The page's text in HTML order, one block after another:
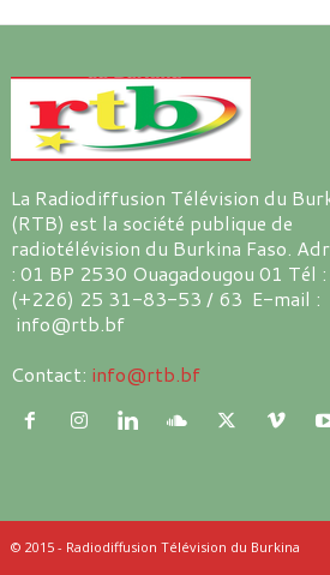
La Radiodiffusion Télévision du
(RTB) est la société publique de
radiotélévision du Burkina Faso.
: 01 BP 2530 Ouagadougou 01 Tél :
(+226) 25 31-83-53 / 63 E-mail :
info@rtb.bf
Contact: info@rtb.bf
© 2015 - Radiodiffusion Télévision du Burkina